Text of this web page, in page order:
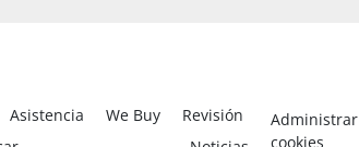
Asistencia We Buy
Revisión
Administrar
cookies